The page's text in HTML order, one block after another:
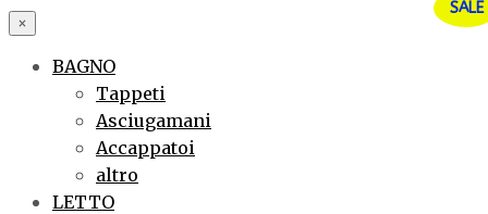
×
BAGNO
Tappeti
Asciugamani
Accappatoi
altro
LETTO
SALE